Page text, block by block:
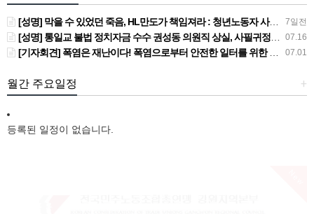
7일전
[성명] 막을 수 있었던 죽음, HL만도가 책임져라 : 청년노동자 사망사고의 철저한 진상규명과 재발방지 대책 마련하라
07.16
[성명] 통일교 불법 정치자금 수수 권성동 의원직 상실, 사필귀정이다
07.01
[기자회견] 폭염은 재난이다! 폭염으로부터 안전한 일터를 위한 민주노총 강원지역본부 폭염감시단 선포 기자회견
+
월간 주요일정
등록된 일정이 없습니다.